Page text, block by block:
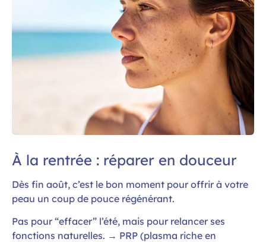
À la rentrée : réparer en douceur
Dès fin août, c’est le bon moment pour offrir à votre
peau un coup de pouce régénérant.
Pas pour “effacer” l’été, mais pour relancer ses
fonctions naturelles. → PRP (plasma riche en